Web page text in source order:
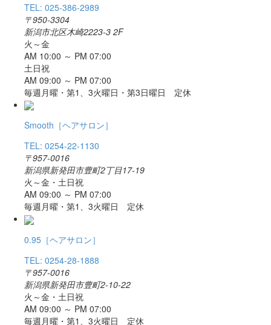
TEL: 025-386-2989
〒950-3304
新潟市北区木崎2223-3 2F
火～金
AM 10:00 ～ PM 07:00
土日祝
AM 09:00 ～ PM 07:00
毎週月曜・第1、3火曜日・第3日曜日 定休
Smooth ［ヘアサロン］
TEL: 0254-22-1130
〒957-0016
新潟県新発田市豊町2丁目17-19
火～金・土日祝
AM 09:00 ～ PM 07:00
毎週月曜・第1、3火曜日 定休
0.95 ［ヘアサロン］
TEL: 0254-28-1888
〒957-0016
新潟県新発田市豊町2-10-22
火～金・土日祝
AM 09:00 ～ PM 07:00
毎週月曜・第1、3火曜日 定休